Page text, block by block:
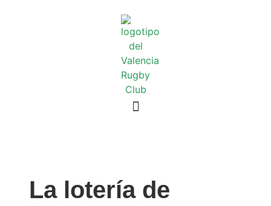
La lotería de